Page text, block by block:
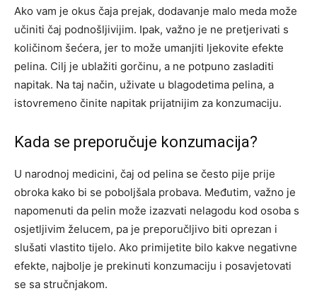
Ako vam je okus čaja prejak, dodavanje malo meda može
učiniti čaj podnošljivijim. Ipak, važno je ne pretjerivati s
količinom šećera, jer to može umanjiti ljekovite efekte
pelina. Cilj je ublažiti gorčinu, a ne potpuno zasladiti
napitak. Na taj način, uživate u blagodetima pelina, a
istovremeno činite napitak prijatnijim za konzumaciju.
Kada se preporučuje konzumacija?
U narodnoj medicini, čaj od pelina se često pije prije
obroka kako bi se poboljšala probava. Međutim, važno je
napomenuti da pelin može izazvati nelagodu kod osoba s
osjetljivim želucem, pa je preporučljivo biti oprezan i
slušati vlastito tijelo. Ako primijetite bilo kakve negativne
efekte, najbolje je prekinuti konzumaciju i posavjetovati
se sa stručnjakom.